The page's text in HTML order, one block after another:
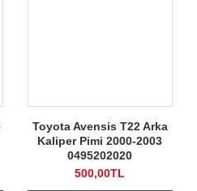
Toyota Avensis T22 Arka
Kaliper Pimi 2000-2003
0495202020
500,00TL